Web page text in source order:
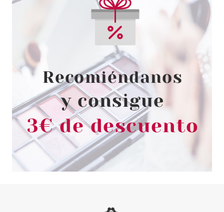
RALPH LAUREN
RALPH LAUREN ROMANCE
EDP 50 ML
Pvr 92.00€
-26%
desde
68.05€